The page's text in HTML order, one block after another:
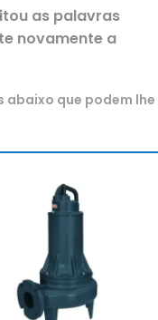
as palavras
novamente a
abaixo que podem lhe